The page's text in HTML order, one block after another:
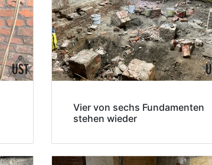
Vier von sechs Fundamenten
stehen wieder